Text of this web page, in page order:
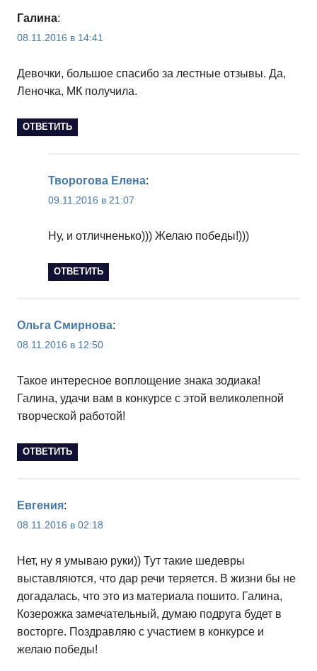
Галина:
08.11.2016 в 14:41
Девочки, большое спасибо за лестные отзывы. Да,
Леночка, МК получила.
ОТВЕТИТЬ
Творогова Елена:
09.11.2016 в 21:07
Ну, и отличненько))) Желаю победы!)))
ОТВЕТИТЬ
Ольга Смирнова:
08.11.2016 в 12:50
Такое интересное воплощение знака зодиака!
Галина, удачи вам в конкурсе с этой великолепной
творческой работой!
ОТВЕТИТЬ
Евгения:
08.11.2016 в 02:18
Нет, ну я умываю руки)) Тут такие шедевры
выставляются, что дар речи теряется. В жизни бы не
догадалась, что это из материала пошито. Галина,
Козерожка замечательный, думаю подруга будет в
восторге. Поздравляю с участием в конкурсе и
желаю победы!